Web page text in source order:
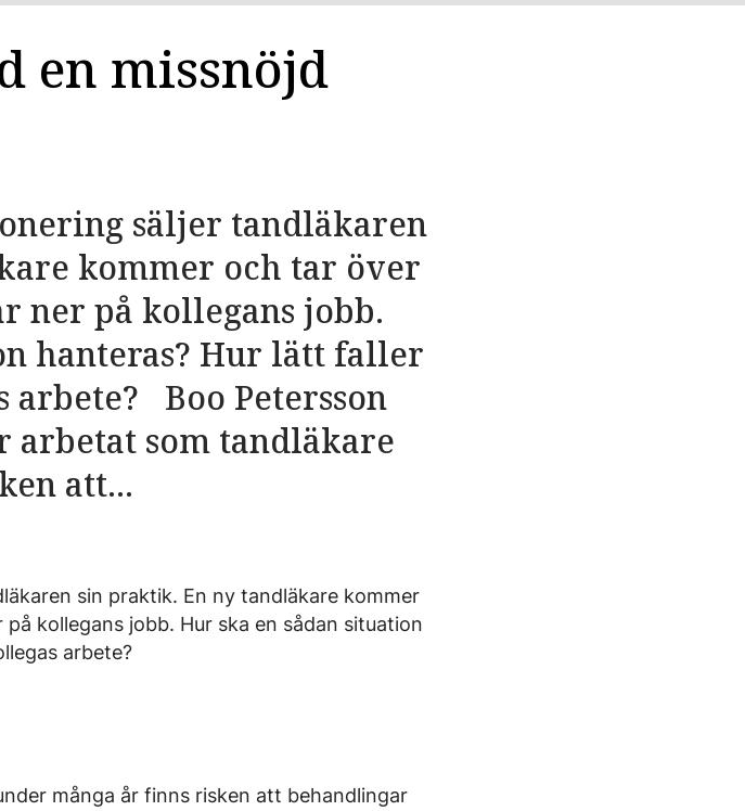
en missnöjd
säljer tandläkaren
kommer och tar över
ner på kollegans jobb.
hanteras? Hur lätt faller
arbete? Boo Petersson
arbetat som tandläkare
att...
sin praktik. En ny tandläkare kommer
kollegans jobb. Hur ska en sådan situation
arbete?
många år finns risken att behandlingar